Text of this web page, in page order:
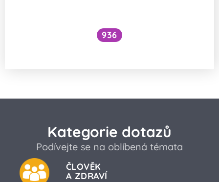
936
Kategorie dotazů
Podívejte se na oblíbená témata
ČLOVĚK
A ZDRAVÍ